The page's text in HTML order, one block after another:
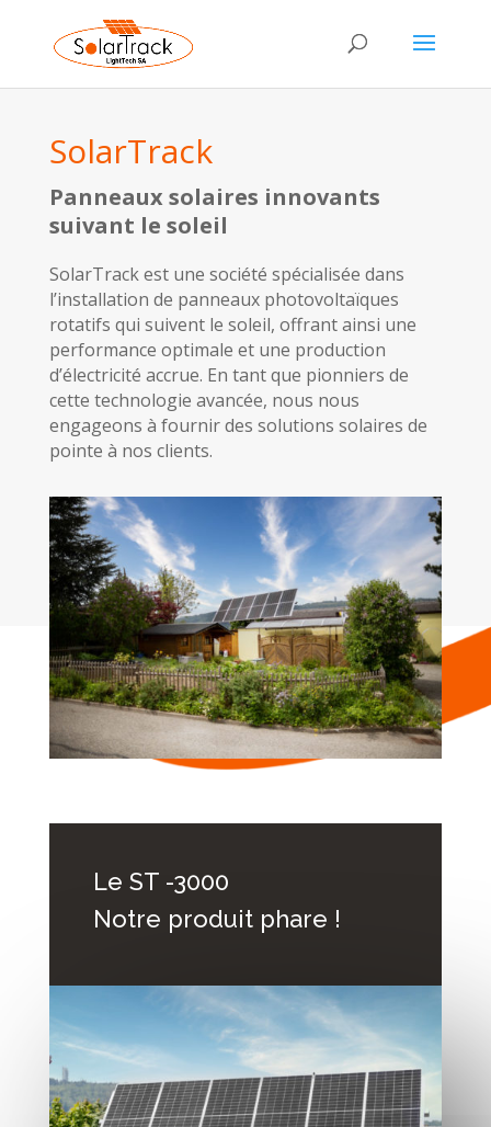
SolarTrack
Panneaux solaires innovants
suivant le soleil
SolarTrack est une société spécialisée dans
l’installation de panneaux photovoltaïques
rotatifs qui suivent le soleil, offrant ainsi une
performance optimale et une production
d’électricité accrue. En tant que pionniers de
cette technologie avancée, nous nous
engageons à fournir des solutions solaires de
pointe à nos clients.
Le ST -3000
Notre produit phare !